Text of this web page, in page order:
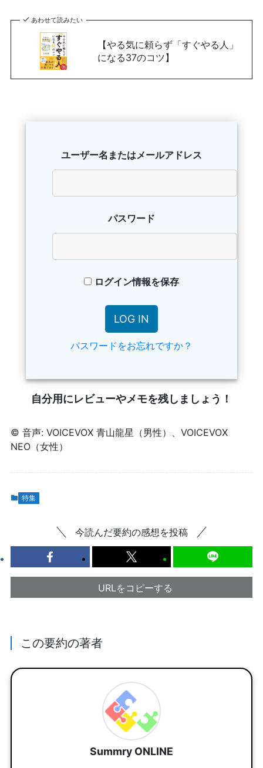
あわせて読みたい
【やる気に頼らず「すぐやる人」
になる37のコツ】
ユーザー名またはメールアドレス
パスワード
ログイン情報を保存
パスワードをお忘れですか？
自分用にレビューやメモを残しましょう！
© 音声: VOICEVOX 青山龍星（男性）、VOICEVOX
NEO（女性）
特集
今読んだ要約の感想を投稿
URLをコピーする
この要約の著者
Summry ONLINE